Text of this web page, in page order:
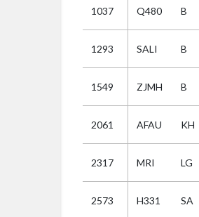
1037 Q480 B
1293 SALI B
1549 ZJMH B
2061 AFAU KH
2317 MRI LG
2573 H331 SA